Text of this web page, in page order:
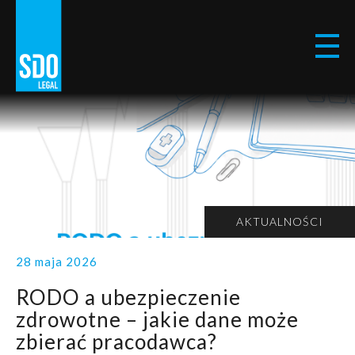
28 maja 2026
RODO a ubezpieczenie
zdrowotne – jakie dane może
zbierać pracodawca?
AKTUALNOŚCI